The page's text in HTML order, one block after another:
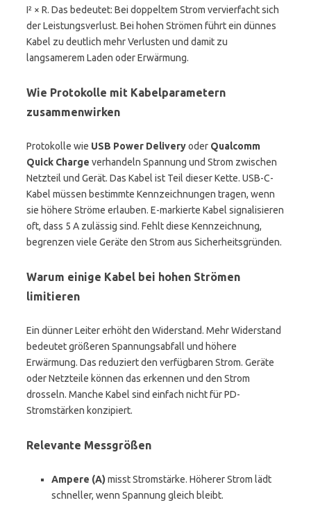
I² × R. Das bedeutet: Bei doppeltem Strom vervierfacht sich
der Leistungsverlust. Bei hohen Strömen führt ein dünnes
Kabel zu deutlich mehr Verlusten und damit zu
langsamerem Laden oder Erwärmung.
Wie Protokolle mit Kabelparametern
zusammenwirken
Protokolle wie USB Power Deliveryoder Qualcomm
Quick Charge verhandeln Spannung und Strom zwischen
Netzteil und Gerät. Das Kabel ist Teil dieser Kette. USB-C-
Kabel müssen bestimmte Kennzeichnungen tragen, wenn
sie höhere Ströme erlauben. E-markierte Kabel signalisieren
oft, dass 5 A zulässig sind. Fehlt diese Kennzeichnung,
begrenzen viele Geräte den Strom aus Sicherheitsgründen.
Warum einige Kabel bei hohen Strömen
limitieren
Ein dünner Leiter erhöht den Widerstand. Mehr Widerstand
bedeutet größeren Spannungsabfall und höhere
Erwärmung. Das reduziert den verfügbaren Strom. Geräte
oder Netzteile können das erkennen und den Strom
drosseln. Manche Kabel sind einfach nicht für PD-
Stromstärken konzipiert.
Relevante Messgrößen
Ampere (A) misst Stromstärke. Höherer Strom lädt
schneller, wenn Spannung gleich bleibt.